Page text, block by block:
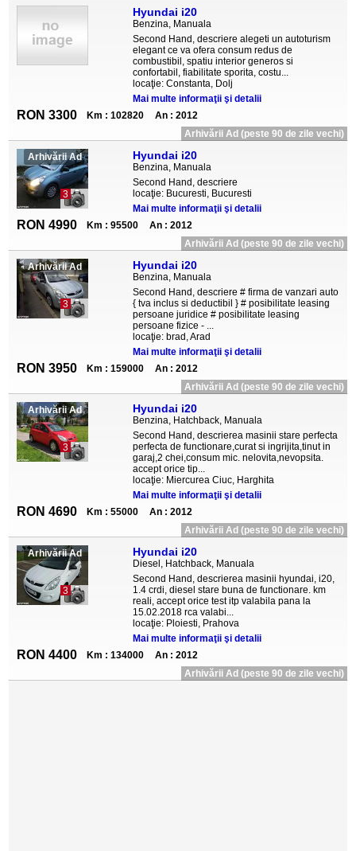
Hyundai i20
Benzina, Manuala
Second Hand, descriere alegeti un autoturism
elegant ce va ofera consum redus de
combustibil, spatiu interior generos si
confortabil, fiabilitate sporita, costu...
locaţie: Constanta, Dolj
Mai multe informaţii şi detalii
RON 3300 Km : 102820
An : 2012
Arhivării Ad (peste 90 de zile vechi)
Arhivării Ad
3
Hyundai i20
Benzina, Manuala
Second Hand, descriere
locaţie: Bucuresti, Bucuresti
Mai multe informaţii şi detalii
RON 4990 Km : 95500
An : 2012
Arhivării Ad (peste 90 de zile vechi)
Arhivării Ad
3
Hyundai i20
Benzina, Manuala
Second Hand, descriere # firma de vanzari auto
{ tva inclus si deductibil } # posibilitate leasing
persoane juridice # posibilitate leasing
persoane fizice - ...
locaţie: brad, Arad
Mai multe informaţii şi detalii
RON 3950 Km : 159000
An : 2012
Arhivării Ad (peste 90 de zile vechi)
Arhivării Ad
3
Hyundai i20
Benzina, Hatchback, Manuala
Second Hand, descrierea masinii stare perfecta
perfecta de functionare,curat si ingrijita,tinut in
garaj,2 chei,consum mic. nelovita,nevopsita.
accept orice tip...
locaţie: Miercurea Ciuc, Harghita
Mai multe informaţii şi detalii
RON 4690 Km : 55000
An : 2012
Arhivării Ad (peste 90 de zile vechi)
Arhivării Ad
3
Hyundai i20
Diesel, Hatchback, Manuala
Second Hand, descrierea masinii hyundai, i20,
1.4 crdi, diesel stare buna de functionare. km
reali, accept orice test itp valabila pana la
15.02.2018 rca valabi...
locaţie: Ploiesti, Prahova
Mai multe informaţii şi detalii
RON 4400 Km : 134000
An : 2012
Arhivării Ad (peste 90 de zile vechi)